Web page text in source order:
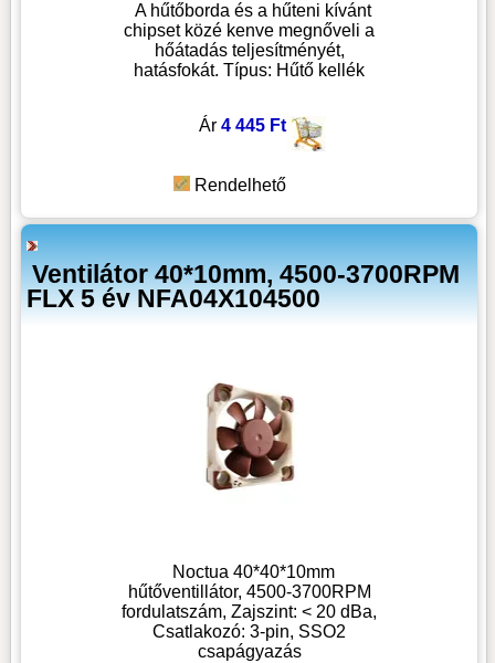
A hűtőborda és a hűteni kívánt
chipset közé kenve megnőveli a
hőátadás teljesítményét,
hatásfokát. Típus: Hűtő kellék
Ár 4 445 Ft
Rendelhető
Ventilátor 40*10mm, 4500-3700RPM
FLX 5 év NFA04X104500
Noctua 40*40*10mm
hűtőventillátor, 4500-3700RPM
fordulatszám, Zajszint: < 20 dBa,
Csatlakozó: 3-pin, SSO2
csapágyazás